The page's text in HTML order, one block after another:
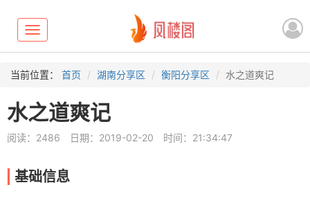
Toggle
navigation
当前位置： 首页 湖南分享区 衡阳分享区 水之道爽记
水之道爽记
阅读：2486 日期：2019-02-20 时间：21:34:47
基础信息